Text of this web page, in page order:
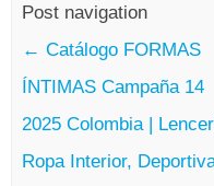
Post navigation
← Catálogo FORMAS
ÍNTIMAS Campaña 14
2025 Colombia |
Ropa Interior,